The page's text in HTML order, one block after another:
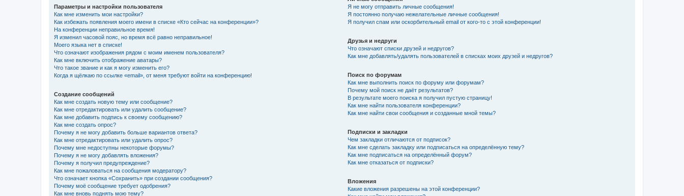
Параметры и настройки пользователя
Как мне изменить мои настройки?
Как избежать появления моего имени в списке «Кто сейчас на конференции»?
На конференции неправильное время!
Я изменил часовой пояс, но время всё равно неправильное!
Моего языка нет в списке!
Что означают изображения рядом с моим именем пользователя?
Как мне включить отображение аватары?
Что такое звание и как я могу изменить его?
Когда я щёлкаю по ссылке «email», от меня требуют войти на конференцию!
Создание сообщений
Как мне создать новую тему или сообщение?
Как мне отредактировать или удалить сообщение?
Как мне добавить подпись к своему сообщению?
Как мне создать опрос?
Почему я не могу добавить больше вариантов ответа?
Как мне отредактировать или удалить опрос?
Почему мне недоступны некоторые форумы?
Почему я не могу добавлять вложения?
Почему я получил предупреждение?
Как мне пожаловаться на сообщения модератору?
Что означает кнопка «Сохранить» при создании сообщения?
Почему моё сообщение требует одобрения?
Как мне вновь поднять мою тему?
Я не могу отправить личные сообщения!
Я постоянно получаю нежелательные личные сообщения!
Я получил спам или оскорбительный email от кого-то с этой конференции!
Друзья и недруги
Что означают списки друзей и недругов?
Как мне добавлять/удалять пользователей в списках моих друзей и недругов?
Поиск по форумам
Как мне выполнить поиск по форуму или форумам?
Почему мой поиск не даёт результатов?
В результате моего поиска я получил пустую страницу!
Как мне найти пользователя конференции?
Как мне найти свои сообщения и созданные мной темы?
Подписки и закладки
Чем закладки отличаются от подписок?
Как мне сделать закладку или подписаться на определённую тему?
Как мне подписаться на определённый форум?
Как мне отказаться от подписки?
Вложения
Какие вложения разрешены на этой конференции?